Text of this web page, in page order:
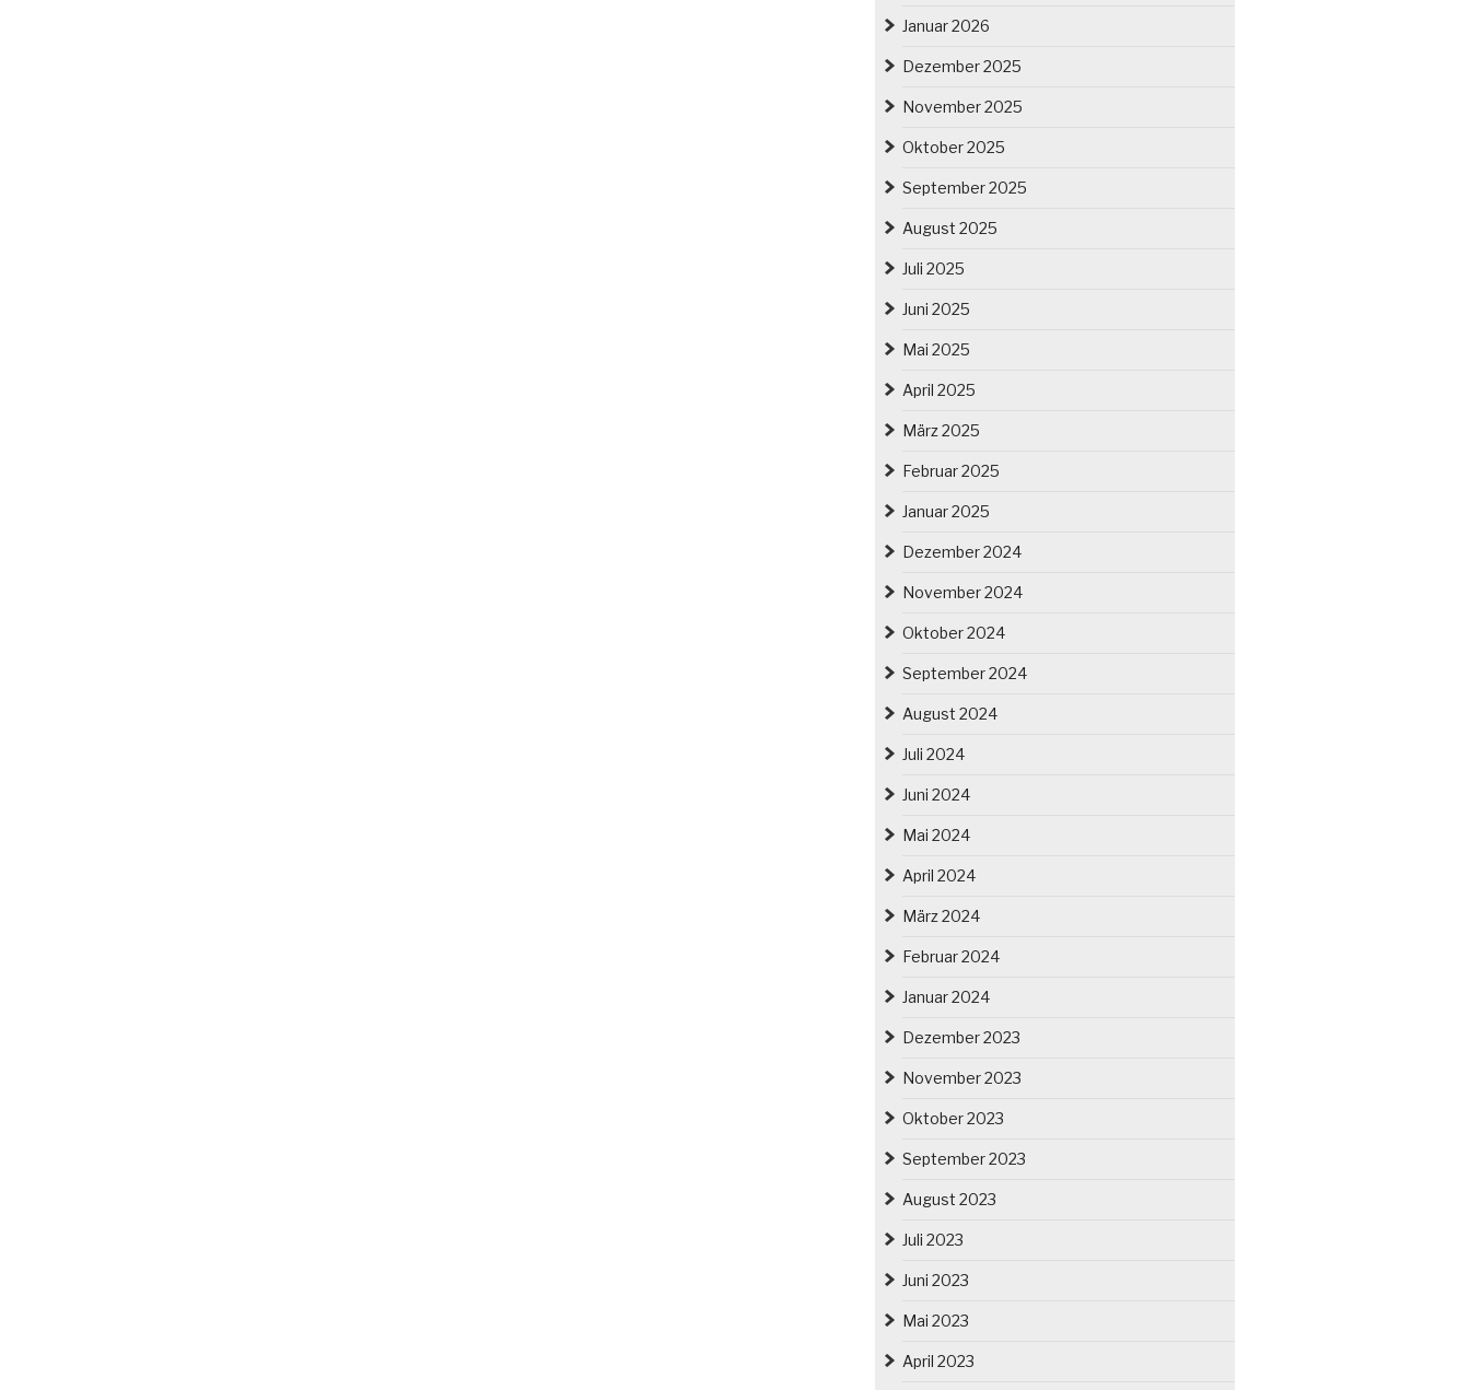
Januar 2026
Dezember 2025
November 2025
Oktober 2025
September 2025
August 2025
Juli 2025
Juni 2025
Mai 2025
April 2025
März 2025
Februar 2025
Januar 2025
Dezember 2024
November 2024
Oktober 2024
September 2024
August 2024
Juli 2024
Juni 2024
Mai 2024
April 2024
März 2024
Februar 2024
Januar 2024
Dezember 2023
November 2023
Oktober 2023
September 2023
August 2023
Juli 2023
Juni 2023
Mai 2023
April 2023